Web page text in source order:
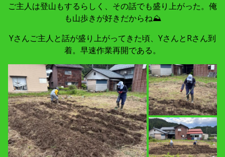
ご主人は登山もするらしく、その話でも盛り上がった。俺
も山歩きが好きだからね⛰
Yさんご主人と話が盛り上がってきた頃、YさんとRさん到
着。早速作業再開である。